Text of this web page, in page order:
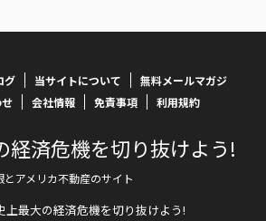
グ 当サイトについて
無料メールマガジ
会社情報 免責事項 利用規約
経済危機を切り抜けよう!
とアメリカ不動産のサイト
上最大の経済危機を切り抜けよう!